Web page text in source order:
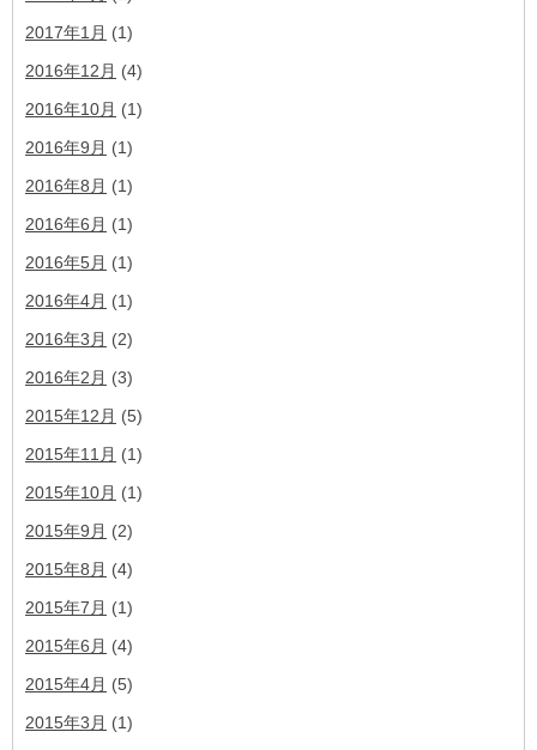
2017年1月 (1)
2016年12月 (4)
2016年10月 (1)
2016年9月 (1)
2016年8月 (1)
2016年6月 (1)
2016年5月 (1)
2016年4月 (1)
2016年3月 (2)
2016年2月 (3)
2015年12月 (5)
2015年11月 (1)
2015年10月 (1)
2015年9月 (2)
2015年8月 (4)
2015年7月 (1)
2015年6月 (4)
2015年4月 (5)
2015年3月 (1)